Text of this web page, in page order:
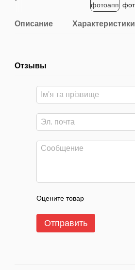
Описание Характеристики
Отзывы
Оцените товар
Отправить